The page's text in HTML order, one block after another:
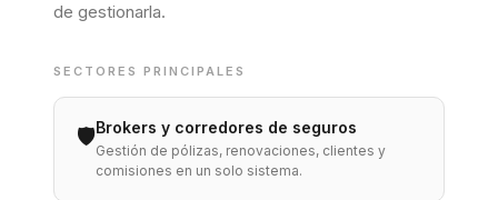
de gestionarla.
SECTORES PRINCIPALES
🛡️Brokers y corredores de seguros
Gestión de pólizas, renovaciones, clientes y
comisiones en un solo sistema.